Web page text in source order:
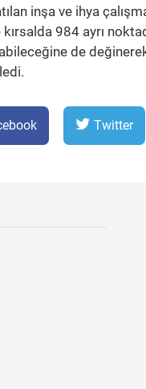
inşa ve ihya
984 ayrı
de
Twitter